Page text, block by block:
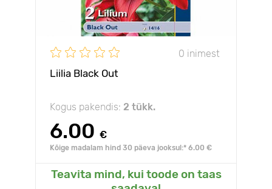
0 inimest
Liilia Black Out
Kogus pakendis: 2 tükk.
6.00 €
Kõige madalam hind 30 päeva jooksul:* 6.00 €
Teavita mind, kui toode on taas